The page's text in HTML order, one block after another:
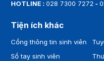
HOTLINE :028 7300 7272 -
Tiện ích khác
Cổng thông tin sinh viên
Sổ tay sinh viên